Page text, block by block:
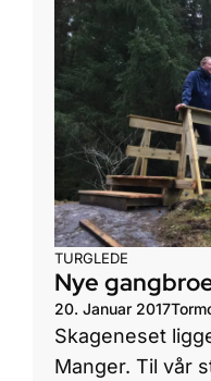
TURGLEDE
Nye
20. Januar 2017
Skageneset
Manger. Til vår